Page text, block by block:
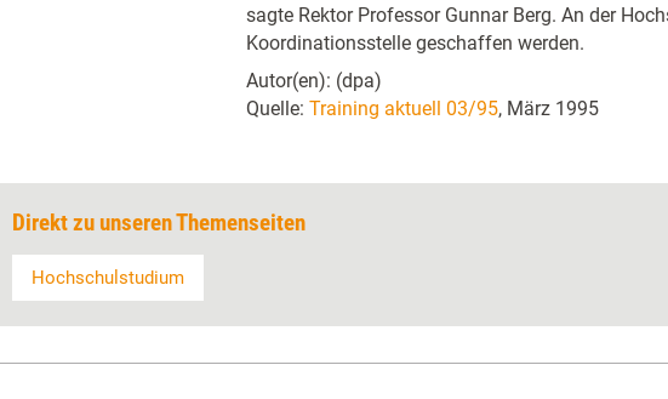
sagte Rektor Professor Gunnar Berg. An der
Koordinationsstelle geschaffen werden.
Autor(en): (dpa)
Quelle: Training aktuell 03/95, März 1995
Direkt zu unseren Themenseiten
Hochschulstudium